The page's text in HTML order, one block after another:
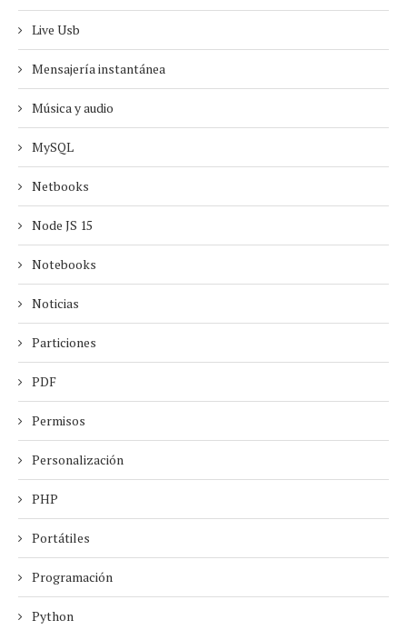
Live Usb
Mensajería instantánea
Música y audio
MySQL
Netbooks
Node JS 15
Notebooks
Noticias
Particiones
PDF
Permisos
Personalización
PHP
Portátiles
Programación
Python